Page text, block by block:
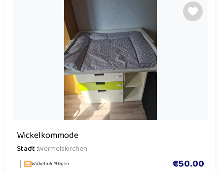
Wickelkommode
Stadt :Wermelskirchen
Wickeln & Pflegen €50.00